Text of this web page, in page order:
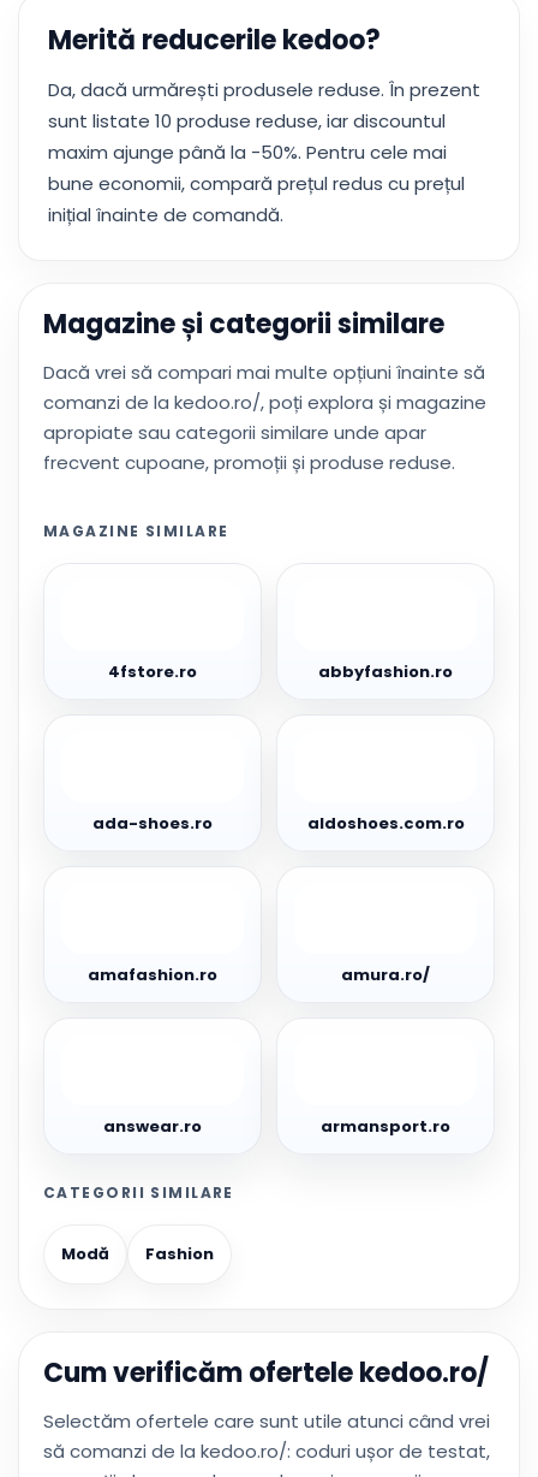
Merită reducerile kedoo?
Da, dacă urmărești produsele reduse. În prezent
sunt listate 10 produse reduse, iar discountul
maxim ajunge până la -50%. Pentru cele mai
bune economii, compară prețul redus cu prețul
inițial înainte de comandă.
Magazine și categorii similare
Dacă vrei să compari mai multe opțiuni înainte să
comanzi de la kedoo.ro/, poți explora și magazine
apropiate sau categorii similare unde apar
frecvent cupoane, promoții și produse reduse.
MAGAZINE SIMILARE
4fstore.ro abbyfashion.ro
ada-shoes.ro aldoshoes.com.ro
amafashion.ro amura.ro/
answear.ro armansport.ro
CATEGORII SIMILARE
Modă Fashion
Cum verificăm ofertele kedoo.ro/
Selectăm ofertele care sunt utile atunci când vrei
să comanzi de la kedoo.ro/: coduri ușor de testat,